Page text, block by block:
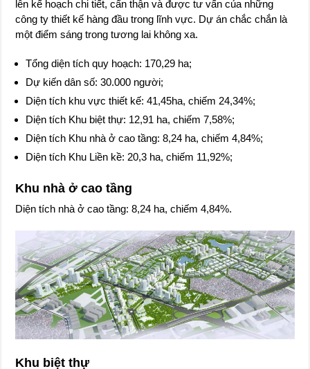
lên kế hoạch chi tiết, cẩn thận và được tư vấn của những
công ty thiết kế hàng đầu trong lĩnh vực. Dự án chắc chắn là
một điểm sáng trong tương lai không xa.
Tổng diện tích quy hoạch: 170,29 ha;
Dự kiến dân số: 30.000 người;
Diện tích khu vực thiết kế: 41,45ha, chiếm 24,34%;
Diện tích Khu biệt thự: 12,91 ha, chiếm 7,58%;
Diện tích Khu nhà ở cao tầng: 8,24 ha, chiếm 4,84%;
Diện tích Khu Liền kề: 20,3 ha, chiếm 11,92%;
Khu nhà ở cao tầng
Diện tích nhà ở cao tầng: 8,24 ha, chiếm 4,84%.
Khu biệt thự